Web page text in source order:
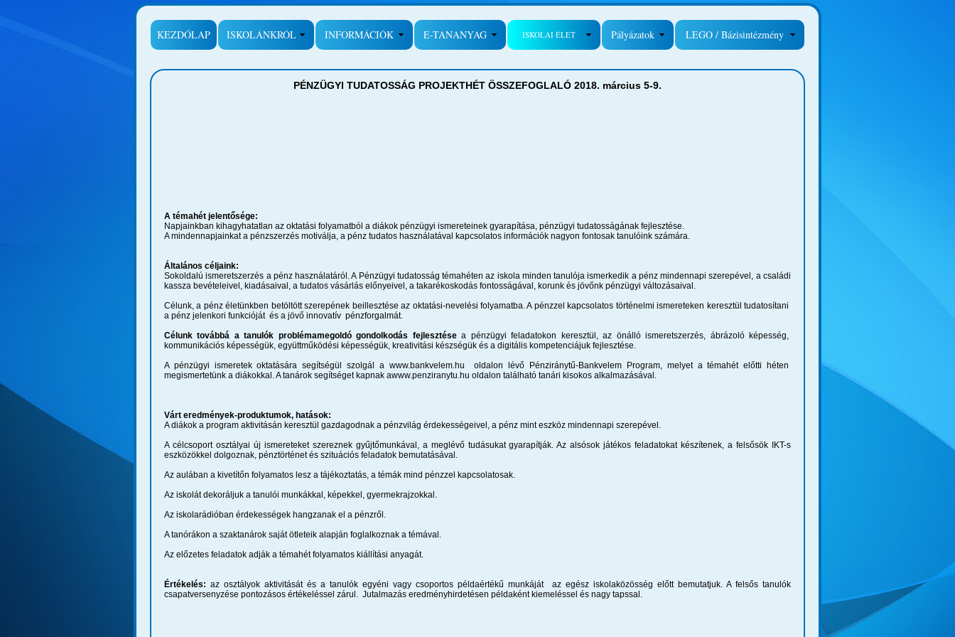
KEZDŐLAP ISKOLÁNKRÓL INFORMÁCIÓK E-TANANYAG ISKOLAI ÉLET Pályázatok LEGO / Bázisintézmény
PÉNZÜGYI TUDATOSSÁG PROJEKTHÉT ÖSSZEFOGLALÓ 2018. március 5-9.
A témahét jelentősége:
Napjainkban kihagyhatatlan az oktatási folyamatból a diákok pénzügyi ismereteinek gyarapítása, pénzügyi tudatosságának fejlesztése.
A mindennapjainkat a pénzszerzés motiválja, a pénz tudatos használatával kapcsolatos információk nagyon fontosak tanulóink számára.
Általános céljaink:
Sokoldalú ismeretszerzés a pénz használatáról. A Pénzügyi tudatosság témahéten az iskola minden tanulója ismerkedik a pénz mindennapi szerepével, a családi
kassza bevételeivel, kiadásaival, a tudatos vásárlás előnyeivel, a takarékoskodás fontosságával, korunk és jövőnk pénzügyi változásaival.
Célunk, a pénz életünkben betöltött szerepének beillesztése az oktatási-nevelési folyamatba. A pénzzel kapcsolatos történelmi ismereteken keresztül tudatosítani
a pénz jelenkori funkcióját és a jövő innovatív pénzforgalmát.
Célunk továbbá a tanulók problémamegoldó gondolkodás fejlesztésea pénzügyi feladatokon keresztül, az önálló ismeretszerzés, ábrázoló képesség,
kommunikációs képességük, együttműködési képességük, kreativitási készségük és a digitális kompetenciájuk fejlesztése.
A pénzügyi ismeretek oktatására segítségül szolgál a www.bankvelem.hu oldalon lévő Pénziránytű-Bankvelem Program, melyet a témahét előtti héten
megismertetünk a diákokkal. A tanárok segítséget kapnak awww.penziranytu.hu oldalon található tanári kisokos alkalmazásával.
Várt eredmények-produktumok, hatások:
A diákok a program aktivitásán keresztül gazdagodnak a pénzvilág érdekességeivel, a pénz mint eszköz mindennapi szerepével.
A célcsoport osztályai új ismereteket szereznek gyűjtőmunkával, a meglévő tudásukat gyarapítják. Az alsósok játékos feladatokat készítenek, a felsősök IKT-s
eszközökkel dolgoznak, pénztörténet és szituációs feladatok bemutatásával.
Az aulában a kivetítőn folyamatos lesz a tájékoztatás, a témák mind pénzzel kapcsolatosak.
Az iskolát dekoráljuk a tanulói munkákkal, képekkel, gyermekrajzokkal.
Az iskolarádióban érdekességek hangzanak el a pénzről.
A tanórákon a szaktanárok saját ötleteik alapján foglalkoznak a témával.
Az előzetes feladatok adják a témahét folyamatos kiállítási anyagát.
Értékelés: az osztályok aktivitását és a tanulók egyéni vagy csoportos példaértékű munkáját az egész iskolaközösség előtt bemutatjuk. A felsős tanulók
csapatversenyzése pontozásos értékeléssel zárul. Jutalmazás eredményhirdetésen példaként kiemeléssel és nagy tapssal.